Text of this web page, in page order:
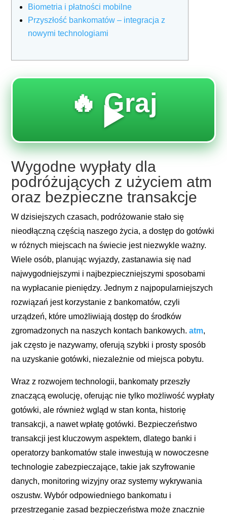
Biometria i płatności mobilne
Przyszłość bankomatów – integracja z
nowymi technologiami
🔥 Graj
▶️
Wygodne wypłaty dla
podróżujących z użyciem atm
oraz bezpieczne transakcje
W dzisiejszych czasach, podróżowanie stało się
nieodłączną częścią naszego życia, a dostęp do gotówki
w różnych miejscach na świecie jest niezwykle ważny.
Wiele osób, planując wyjazdy, zastanawia się nad
najwygodniejszymi i najbezpieczniejszymi sposobami
na wypłacanie pieniędzy. Jednym z najpopularniejszych
rozwiązań jest korzystanie z bankomatów, czyli
urządzeń, które umożliwiają dostęp do środków
zgromadzonych na naszych kontach bankowych.atm,
jak często je nazywamy, oferują szybki i prosty sposób
na uzyskanie gotówki, niezależnie od miejsca pobytu.
Wraz z rozwojem technologii, bankomaty przeszły
znaczącą ewolucję, oferując nie tylko możliwość wypłaty
gotówki, ale również wgląd w stan konta, historię
transakcji, a nawet wpłatę gotówki. Bezpieczeństwo
transakcji jest kluczowym aspektem, dlatego banki i
operatorzy bankomatów stale inwestują w nowoczesne
technologie zabezpieczające, takie jak szyfrowanie
danych, monitoring wizyjny oraz systemy wykrywania
oszustw. Wybór odpowiedniego bankomatu i
przestrzeganie zasad bezpieczeństwa może znacznie